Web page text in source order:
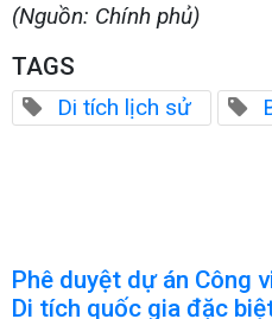
(Nguồn: Chính phủ)
TAGS
Di tích lịch sử
Phê duyệt dự án Công
Di tích quốc gia đặc